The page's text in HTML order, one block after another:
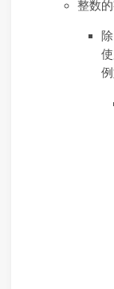
整数